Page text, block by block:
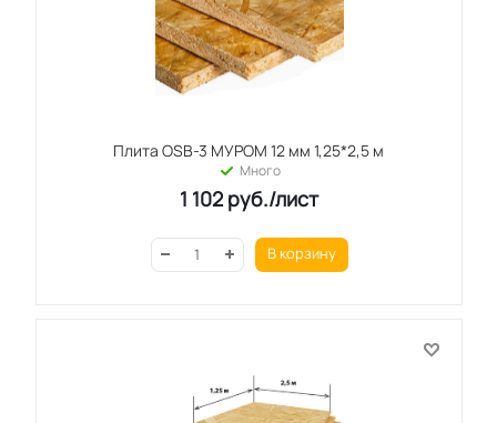
Плита OSB-3 МУРОМ 12 мм 1,25*2,5 м
Много
1 102руб./лист
В корзину